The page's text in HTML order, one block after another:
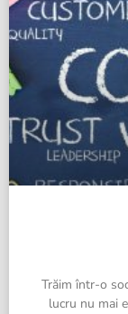
Trăim într-o
lucru nu mai